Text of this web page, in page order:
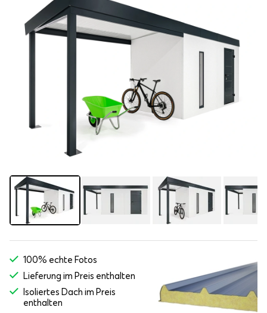
100% echte Fotos
Lieferung im Preis enthalten
Isoliertes Dach im Preis
enthalten